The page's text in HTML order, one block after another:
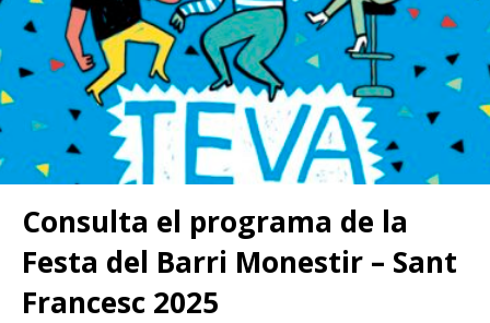
Consulta el programa de la
Festa del Barri Monestir – Sant
Francesc 2025